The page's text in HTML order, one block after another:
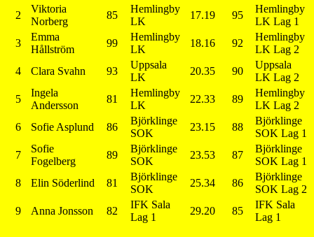
2
Viktoria
Norberg
85
Hemlingby
LK
17.19 95
Hemlingby
LK Lag 1
3
Emma
Hållström
99
Hemlingby
LK
18.16 92
Hemlingby
LK Lag 2
4
Clara Svahn 93
Uppsala
LK
20.35 90
Uppsala
LK Lag 2
5
Ingela
Andersson
81
Hemlingby
LK
22.33 89
Hemlingby
LK Lag 2
6
Sofie Asplund 86
Björklinge
SOK
23.15 88
Björklinge
SOK Lag 1
7
Sofie
Fogelberg
89
Björklinge
SOK
23.53 87
Björklinge
SOK Lag 1
8
Elin Söderlind 81
Björklinge
SOK
25.34 86
Björklinge
SOK Lag 2
9
Anna Jonsson 82
IFK Sala
Lag 1
29.20 85
IFK Sala
Lag 1